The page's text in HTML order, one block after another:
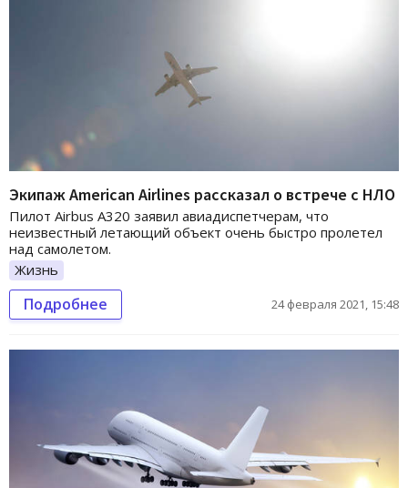
Экипаж American Airlines рассказал о встрече с НЛО
Пилот Airbus A320 заявил авиадиспетчерам, что
неизвестный летающий объект очень быстро пролетел
над самолетом.
Жизнь
Подробнее 24 февраля 2021, 15:48